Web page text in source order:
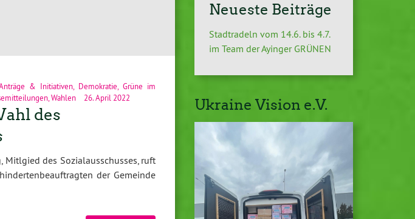
& Initiativen Demokratie ,Grüne im
, Wahlen 26. April 2022
des
Mitlgied des Sozialausschusses, ruft
der Gemeinde
Neueste Beiträge
Stadtradeln vom 14.6. bis 4.7.
im Team der Ayinger GRÜNEN
Ukraine Vision e.V.